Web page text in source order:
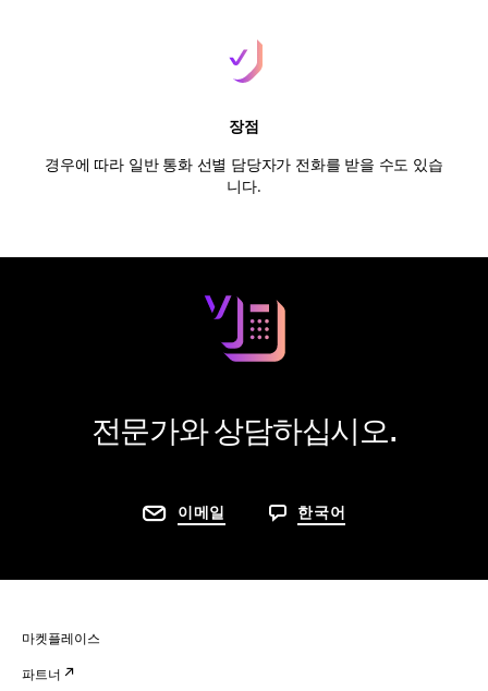
장점
경우에 따라 일반 통화 선별 담당자가 전화를 받을 수도 있습
니다.
전문가와 상담하십시오.
이메일 한국어
마켓플레이스
파트너